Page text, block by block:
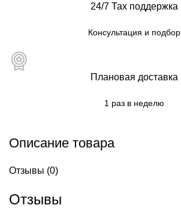
24/7 Тах поддержка
Консультация и подбор
Плановая доставка
1 раз в неделю
Описание товара
Отзывы (0)
Отзывы